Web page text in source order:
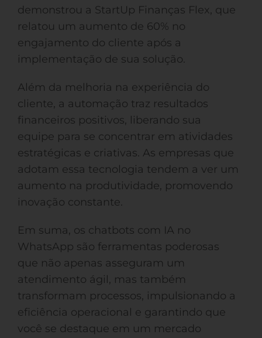
demonstrou a StartUp Finanças Flex, que
relatou um aumento de 60% no
engajamento do cliente após a
implementação de sua solução.
Além da melhoria na experiência do
cliente, a automação traz resultados
financeiros positivos, liberando sua
equipe para se concentrar em atividades
estratégicas e criativas. As empresas que
adotam essa tecnologia tendem a ver um
aumento na produtividade, promovendo
inovação constante.
Em suma, os chatbots com IA no
WhatsApp são ferramentas poderosas
que não apenas asseguram um
atendimento ágil, mas também
transformam processos, impulsionando a
eficiência operacional e garantindo que
você se destaque em um mercado